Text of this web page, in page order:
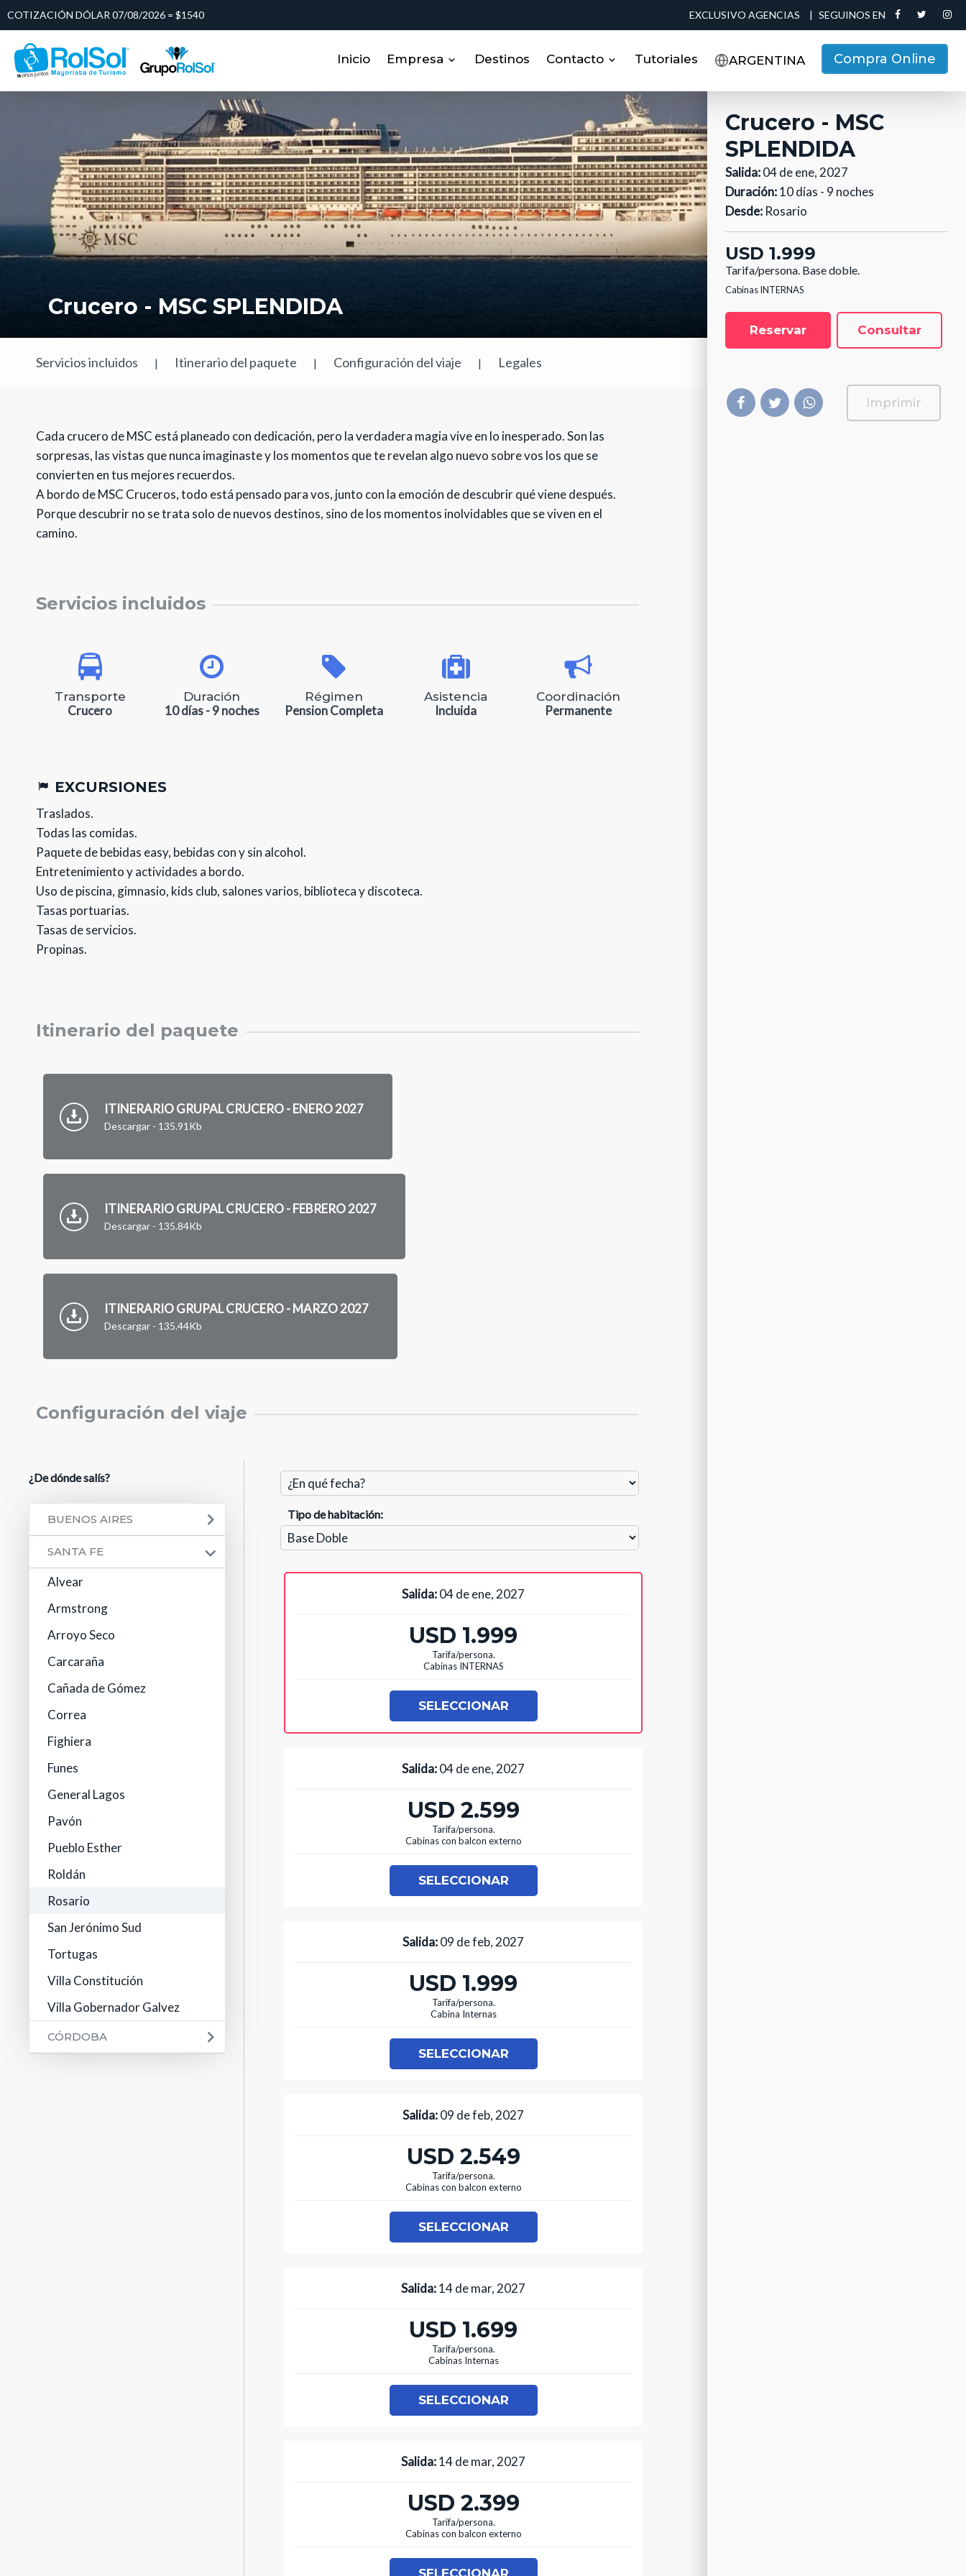
COTIZACIÓN DÓLAR 07/08/2026 = $1540 EXCLUSIVO AGENCIAS | SEGUINOS EN
Inicio Empresa
Miembros
Destinos Contacto
RRHH
Tutoriales ARGENTINA Compra Online
Crucero - MSC SPLENDIDA
Servicios incluidos | Itinerario del paquete | Configuración del viaje | Legales
Cada crucero de MSC está planeado con dedicación, pero la verdadera magia vive en lo inesperado. Son las
sorpresas, las vistas que nunca imaginaste y los momentos que te revelan algo nuevo sobre vos los que se
convierten en tus mejores recuerdos.
A bordo de MSC Cruceros, todo está pensado para vos, junto con la emoción de descubrir qué viene después.
Porque descubrir no se trata solo de nuevos destinos, sino de los momentos inolvidables que se viven en el
camino.
Servicios incluidos
Transporte
Crucero
Duración
10 días - 9 noches
Régimen
Pension Completa
Asistencia
Incluida
Coordinación
Permanente
EXCURSIONES
Traslados.
Todas las comidas.
Paquete de bebidas easy, bebidas con y sin alcohol.
Entretenimiento y actividades a bordo.
Uso de piscina, gimnasio, kids club, salones varios, biblioteca y discoteca.
Tasas portuarias.
Tasas de servicios.
Propinas.
Itinerario del paquete
ITINERARIO GRUPAL CRUCERO - ENERO 2027
Descargar - 135.91Kb
ITINERARIO GRUPAL CRUCERO - FEBRERO 2027
Descargar - 135.84Kb
ITINERARIO GRUPAL CRUCERO - MARZO 2027
Descargar - 135.44Kb
Configuración del viaje
¿De dónde salís?
BUENOS AIRES
SANTA FE
Alvear
Armstrong
Arroyo Seco
Carcaraña
Cañada de Gómez
Correa
Fighiera
Funes
General Lagos
Pavón
Pueblo Esther
Roldán
Rosario
San Jerónimo Sud
Tortugas
Villa Constitución
Villa Gobernador Galvez
CÓRDOBA
Tipo de habitación:
Salida:04 de ene, 2027
USD 1.999
Tarifa/persona.
Cabinas INTERNAS
SELECCIONAR
Salida:04 de ene, 2027
USD 2.599
Tarifa/persona.
Cabinas con balcon externo
SELECCIONAR
Salida:09 de feb, 2027
USD 1.999
Tarifa/persona.
Cabina Internas
SELECCIONAR
Salida:09 de feb, 2027
USD 2.549
Tarifa/persona.
Cabinas con balcon externo
SELECCIONAR
Salida:14 de mar, 2027
USD 1.699
Tarifa/persona.
Cabinas Internas
SELECCIONAR
Salida:14 de mar, 2027
USD 2.399
Tarifa/persona.
Cabinas con balcon externo
SELECCIONAR
Crucero - MSC
SPLENDIDA
Salida:04 de ene, 2027
Duración:10 días - 9 noches
Desde: Rosario
USD 1.999
Tarifa/persona. Base doble.
Cabinas INTERNAS
Reservar Consultar
Imprimir